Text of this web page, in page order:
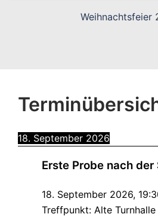
Weihnachtsfeier
18. September 2026
Erste Probe nach
18. September 2026,
Treffpunkt: Alte Turnhalle